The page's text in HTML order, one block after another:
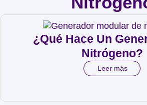
¿Qué Hace Un
Nitrógeno?
Leer más